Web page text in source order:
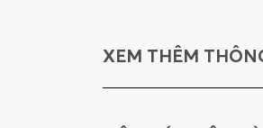
XEM THÊM